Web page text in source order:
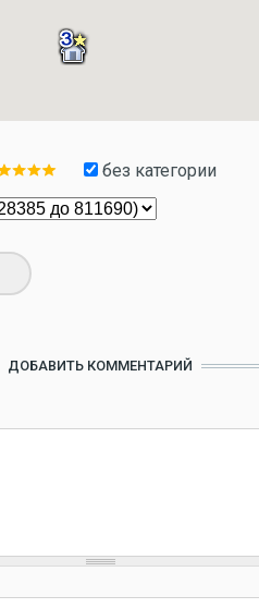
без категории
ДОБАВИТЬ КОММЕНТАРИЙ